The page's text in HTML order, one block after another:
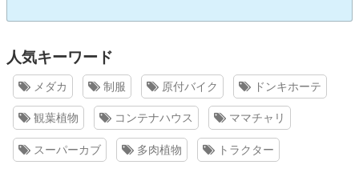
人気キーワード
メダカ 制服 原付バイク ドンキホーテ
観葉植物 コンテナハウス ママチャリ
スーパーカブ 多肉植物 トラクター